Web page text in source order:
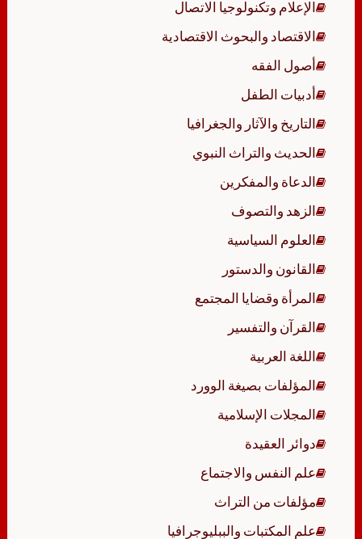
الإعلام وتكنولوجيا الاتصال
الاقتصاد والبحوث الاقتصادية
أصول الفقه
أدبيات الطفل
التاريخ والآثار والجغرافيا
الحديث والتراث النبوي
الدعاة والمفكرين
الزهد والتصوف
العلوم السياسية
القانون والدستور
المرأة وقضايا المجتمع
القرآن والتفسير
اللغة العربية
المؤلفات بصيغة الوورد
المجلات الإسلامية
دوائر العقيدة
علم النفس والاجتماع
مؤلفات من التراث
علم المكتبات والببليوجرافيا